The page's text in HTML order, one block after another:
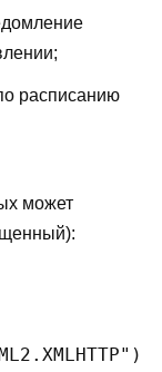
расписанию
может